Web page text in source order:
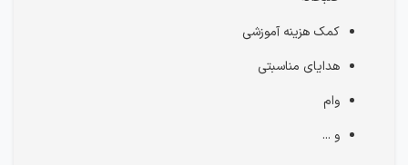
کمک هزینه آموزشی
هدایای مناسبتی
وام
و ...